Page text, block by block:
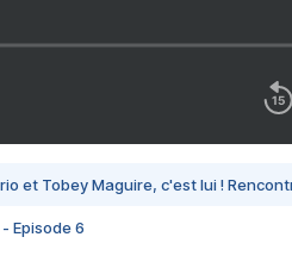
et Tobey Maguire, c'est lui !
Episode 6